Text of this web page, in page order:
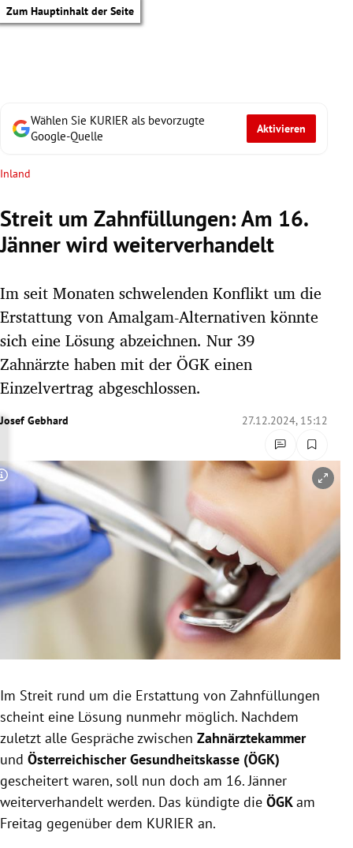
Zum Hauptinhalt der Seite
Untermenü
Untermenü
Untermenü
Untermenü
Untermenü
Untermenü
Wählen Sie KURIER als bevorzugte
Google-Quelle
Aktivieren
Inland
Streit um Zahnfüllungen: Am 16.
Jänner wird weiterverhandelt
Im seit Monaten schwelenden Konflikt um die
Erstattung von Amalgam-Alternativen könnte
sich eine Lösung abzeichnen. Nur 39
Zahnärzte haben mit der ÖGK einen
Einzelvertrag abgeschlossen.
Josef Gebhard 27.12.2024, 15:12
Copyright-Hinweis öffnen/schließen
Im Streit rund um die Erstattung von Zahnfüllungen
scheint eine Lösung nunmehr möglich. Nachdem
zuletzt alle Gespräche zwischen Zahnärztekammer
und Österreichischer Gesundheitskasse (ÖGK)
gescheitert waren, soll nun doch am 16. Jänner
weiterverhandelt werden. Das kündigte die ÖGKam
Freitag gegenüber dem KURIER an.